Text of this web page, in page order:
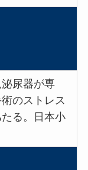
尿器が専
のストレス
る。日本小